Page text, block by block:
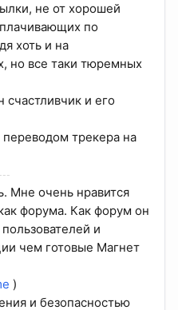
не от хорошей
по
хоть и на
но все таки тюремных
и его
трекера на
Мне очень нравится
форума. Как форум он
и
чем готовые Магнет
)
и безопасностью